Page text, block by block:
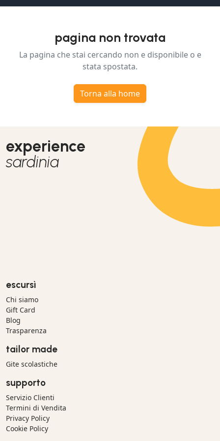
pagina non trovata
La pagina che stai cercando non e disponibile o e
stata spostata.
Torna alla home
experience
sardinia
escursì
Chi siamo
Gift Card
Blog
Trasparenza
tailor made
Gite scolastiche
supporto
Servizio Clienti
Termini di Vendita
Privacy Policy
Cookie Policy